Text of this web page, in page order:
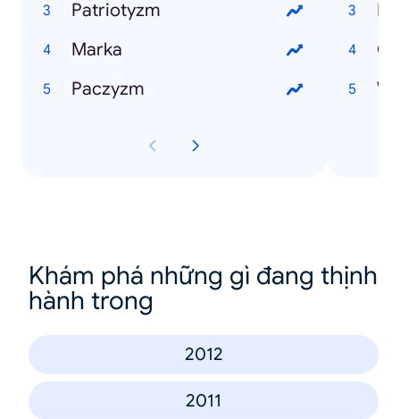
Patriotyzm
Marka
Paczyzm
Khám phá những gì đang thịnh
hành trong
2012
2011